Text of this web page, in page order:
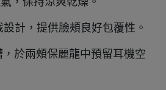
計，提供臉頰良好包覆性。
，於兩頰保麗龍中預留耳機空